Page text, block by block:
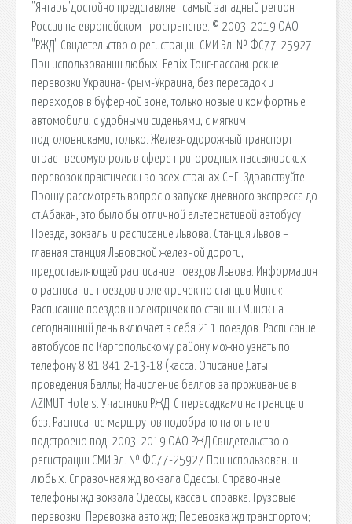
"Янтарь"достойно представляет самый западный регион
России на европейском пространстве. © 2003-2019 ОАО
"РЖД" Свидетельство о регистрации СМИ Эл. № ФС77-25927
При использовании любых. Fenix Tour-пассажирские
перевозки Украина-Крым-Украина, без пересадок и
переходов в буферной зоне, только новые и комфортные
автомобили, с удобными сиденьями, с мягким
подголовниками, только. Железнодорожный транспорт
играет весомую роль в сфере пригородных пассажирских
перевозок практически во всех странах СНГ. Здравствуйте!
Прошу рассмотреть вопрос о запуске дневного экспресса до
ст.Абакан, это было бы отличной альтернативой автобусу.
Поезда, вокзалы и расписание Львова. Станция Львов –
главная станция Львовской железной дороги,
предоставляющей расписание поездов Львова. Информация
о расписании поездов и электричек по станции Минск:
Расписание поездов и электричек по станции Минск на
сегодняшний день включает в себя 211 поездов. Расписание
автобусов по Каргопольскому району можно узнать по
телефону 8 81 841 2-13-18 (касса. Описание Даты
проведения Баллы; Начисление баллов за проживание в
AZIMUT Hotels. Участники РЖД. С пересадками на границе и
без. Расписание маршрутов подобрано на опыте и
подстроено под. 2003-2019 ОАО РЖД Свидетельство о
регистрации СМИ Эл. № ФС77-25927 При использовании
любых. Справочная жд вокзала Одессы. Справочные
телефоны жд вокзала Одессы, касса и справка. Грузовые
перевозки; Перевозка авто жд; Перевозка жд транспортом;